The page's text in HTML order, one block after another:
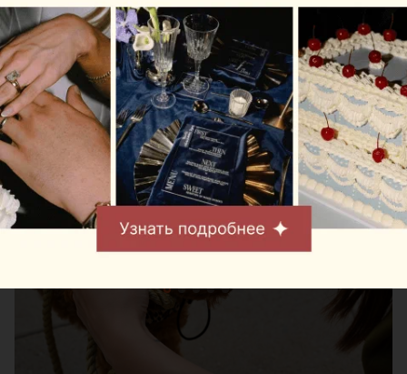
состоится Pets Fest — крупный фестиваль,
посвященный владельцам собак, кошек и других
домашних питомцев. Вход на территорию
свободный.